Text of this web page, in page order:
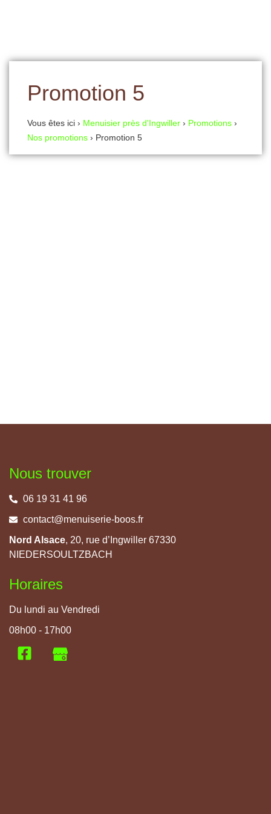
Promotion 5
Vous êtes ici › Menuisier près d'Ingwiller › Promotions ›
Nos promotions › Promotion 5
Nous trouver
06 19 31 41 96
contact@menuiserie-boos.fr
Nord Alsace, 20, rue d’Ingwiller 67330
NIEDERSOULTZBACH
Horaires
Du lundi au Vendredi
08h00 - 17h00